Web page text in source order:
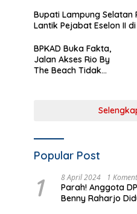
Bupati Lampung
Lantik Pejabat Eselon II
BPKAD Buka Fakta,
Jalan Akses Rio By
The Beach Tidak
Popular Post
1 8 April 2024 1
Parah! Anggota
Benny Raharjo